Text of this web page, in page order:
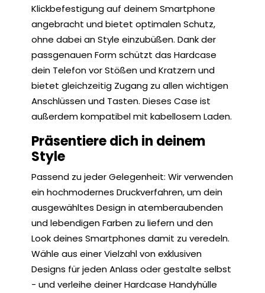
Klickbefestigung auf deinem Smartphone
angebracht und bietet optimalen Schutz,
ohne dabei an Style einzubüßen. Dank der
passgenauen Form schützt das Hardcase
dein Telefon vor Stößen und Kratzern und
bietet gleichzeitig Zugang zu allen wichtigen
Anschlüssen und Tasten. Dieses Case ist
außerdem kompatibel mit kabellosem Laden.
Präsentiere dich in deinem
Style
Passend zu jeder Gelegenheit: Wir verwenden
ein hochmodernes Druckverfahren, um dein
ausgewähltes Design in atemberaubenden
und lebendigen Farben zu liefern und den
Look deines Smartphones damit zu veredeln.
Wähle aus einer Vielzahl von exklusiven
Designs für jeden Anlass oder gestalte selbst
- und verleihe deiner Hardcase Handyhülle